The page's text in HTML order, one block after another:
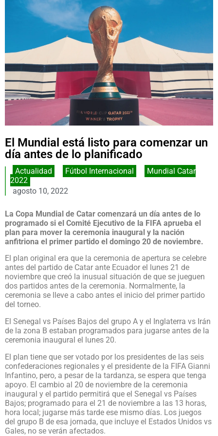
El Mundial está listo para comenzar un
día antes de lo planificado
Actualidad Fútbol Internacional
Mundial Catar
2022
agosto 10, 2022
La Copa Mundial de Catar comenzará un día antes de lo
programado si el Comité Ejecutivo de la FIFA aprueba el
plan para mover la ceremonia inaugural y la nación
anfitriona el primer partido el domingo 20 de noviembre.
El plan original era que la ceremonia de apertura se celebre
antes del partido de Catar ante Ecuador el lunes 21 de
noviembre que creó la inusual situación de que se jueguen
dos partidos antes de la ceremonia. Normalmente, la
ceremonia se lleve a cabo antes el inicio del primer partido
del torneo.
El Senegal vs Países Bajos del grupo A y el Inglaterra vs Irán
de la zona B estaban programados para jugarse antes de la
ceremonia inaugural el lunes 20.
El plan tiene que ser votado por los presidentes de las seis
confederaciones regionales y el presidente de la FIFA Gianni
Infantino, pero, a pesar de la tardanza, se espera que tenga
apoyo. El cambio al 20 de noviembre de la ceremonia
inaugural y el partido permitirá que el Senegal vs Países
Bajos; programado para el 21 de noviembre a las 13 horas,
hora local; jugarse más tarde ese mismo días. Los juegos
del grupo B de esa jornada, que incluye el Estados Unidos vs
Gales, no se verán afectados.